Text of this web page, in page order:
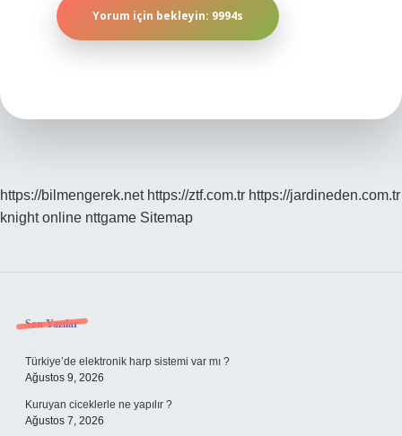
https://bilmengerek.net https://ztf.com.tr https://jardineden.com.tr
knight online nttgame Sitemap
Sidebar
Son Yazılar
Türkiye’de elektronik harp sistemi var mı ?
Ağustos 9, 2026
Kuruyan ciceklerle ne yapılır ?
Ağustos 7, 2026